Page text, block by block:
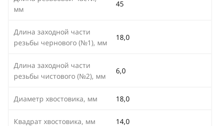
мм
45
Длина заходной части
резьбы чернового (№1), мм
18,0
Длина заходной части
резьбы чистового (№2), мм
6,0
Диаметр хвостовика, мм 18,0
Квадрат хвостовика, мм 14,0